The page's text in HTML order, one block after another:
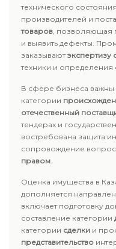
технического
производителей и
товаров, позволяющая
и выявить дефекты.
заказываютэкспертизу
техники и определения
В сфере бизнеса
категории
отечественный
тендерах и
востребована защита
сопровождение
правом.
Оценка имущества в
дополняется
включает подготовку
составление категории
категории сделки и
представительство